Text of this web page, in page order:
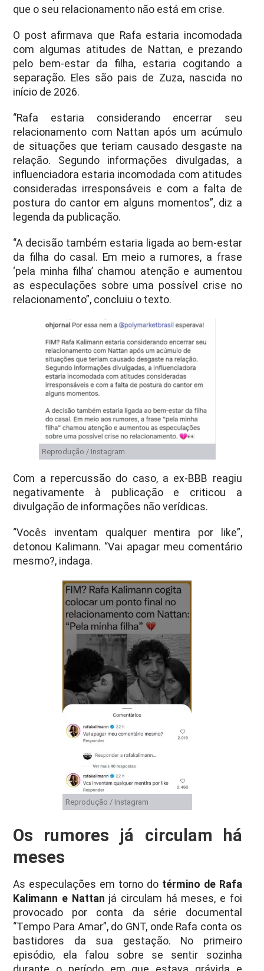
que o seu relacionamento não está em crise.
O post afirmava que Rafa estaria incomodada
com algumas atitudes de Nattan, e prezando
pelo bem-estar da filha, estaria cogitando a
separação. Eles são pais de Zuza, nascida no
início de 2026.
“Rafa estaria considerando encerrar seu
relacionamento com Nattan após um acúmulo
de situações que teriam causado desgaste na
relação. Segundo informações divulgadas, a
influenciadora estaria incomodada com atitudes
consideradas irresponsáveis e com a falta de
postura do cantor em alguns momentos”, diz a
legenda da publicação.
“A decisão também estaria ligada ao bem-estar
da filha do casal. Em meio a rumores, a frase
‘pela minha filha’ chamou atenção e aumentou
as especulações sobre uma possível crise no
relacionamento”, concluiu o texto.
Reprodução / Instagram
Com a repercussão do caso, a ex-BBB reagiu
negativamente à publicação e criticou a
divulgação de informações não verídicas.
“Vocês inventam qualquer mentira por like”,
detonou Kalimann. “Vai apagar meu comentário
mesmo?, indaga.
Reprodução / Instagram
Os rumores já circulam há
meses
As especulações em torno do término de Rafa
Kalimann e Nattan já circulam há meses, e foi
provocado por conta da série documental
“Tempo Para Amar”, do GNT, onde Rafa conta os
bastidores da sua gestação. No primeiro
episódio, ela falou sobre se sentir sozinha